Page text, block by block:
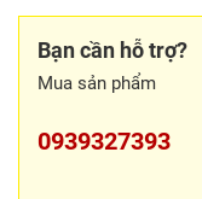
Bạn cần hỗ trợ?
Mua sản phẩm
0939327393